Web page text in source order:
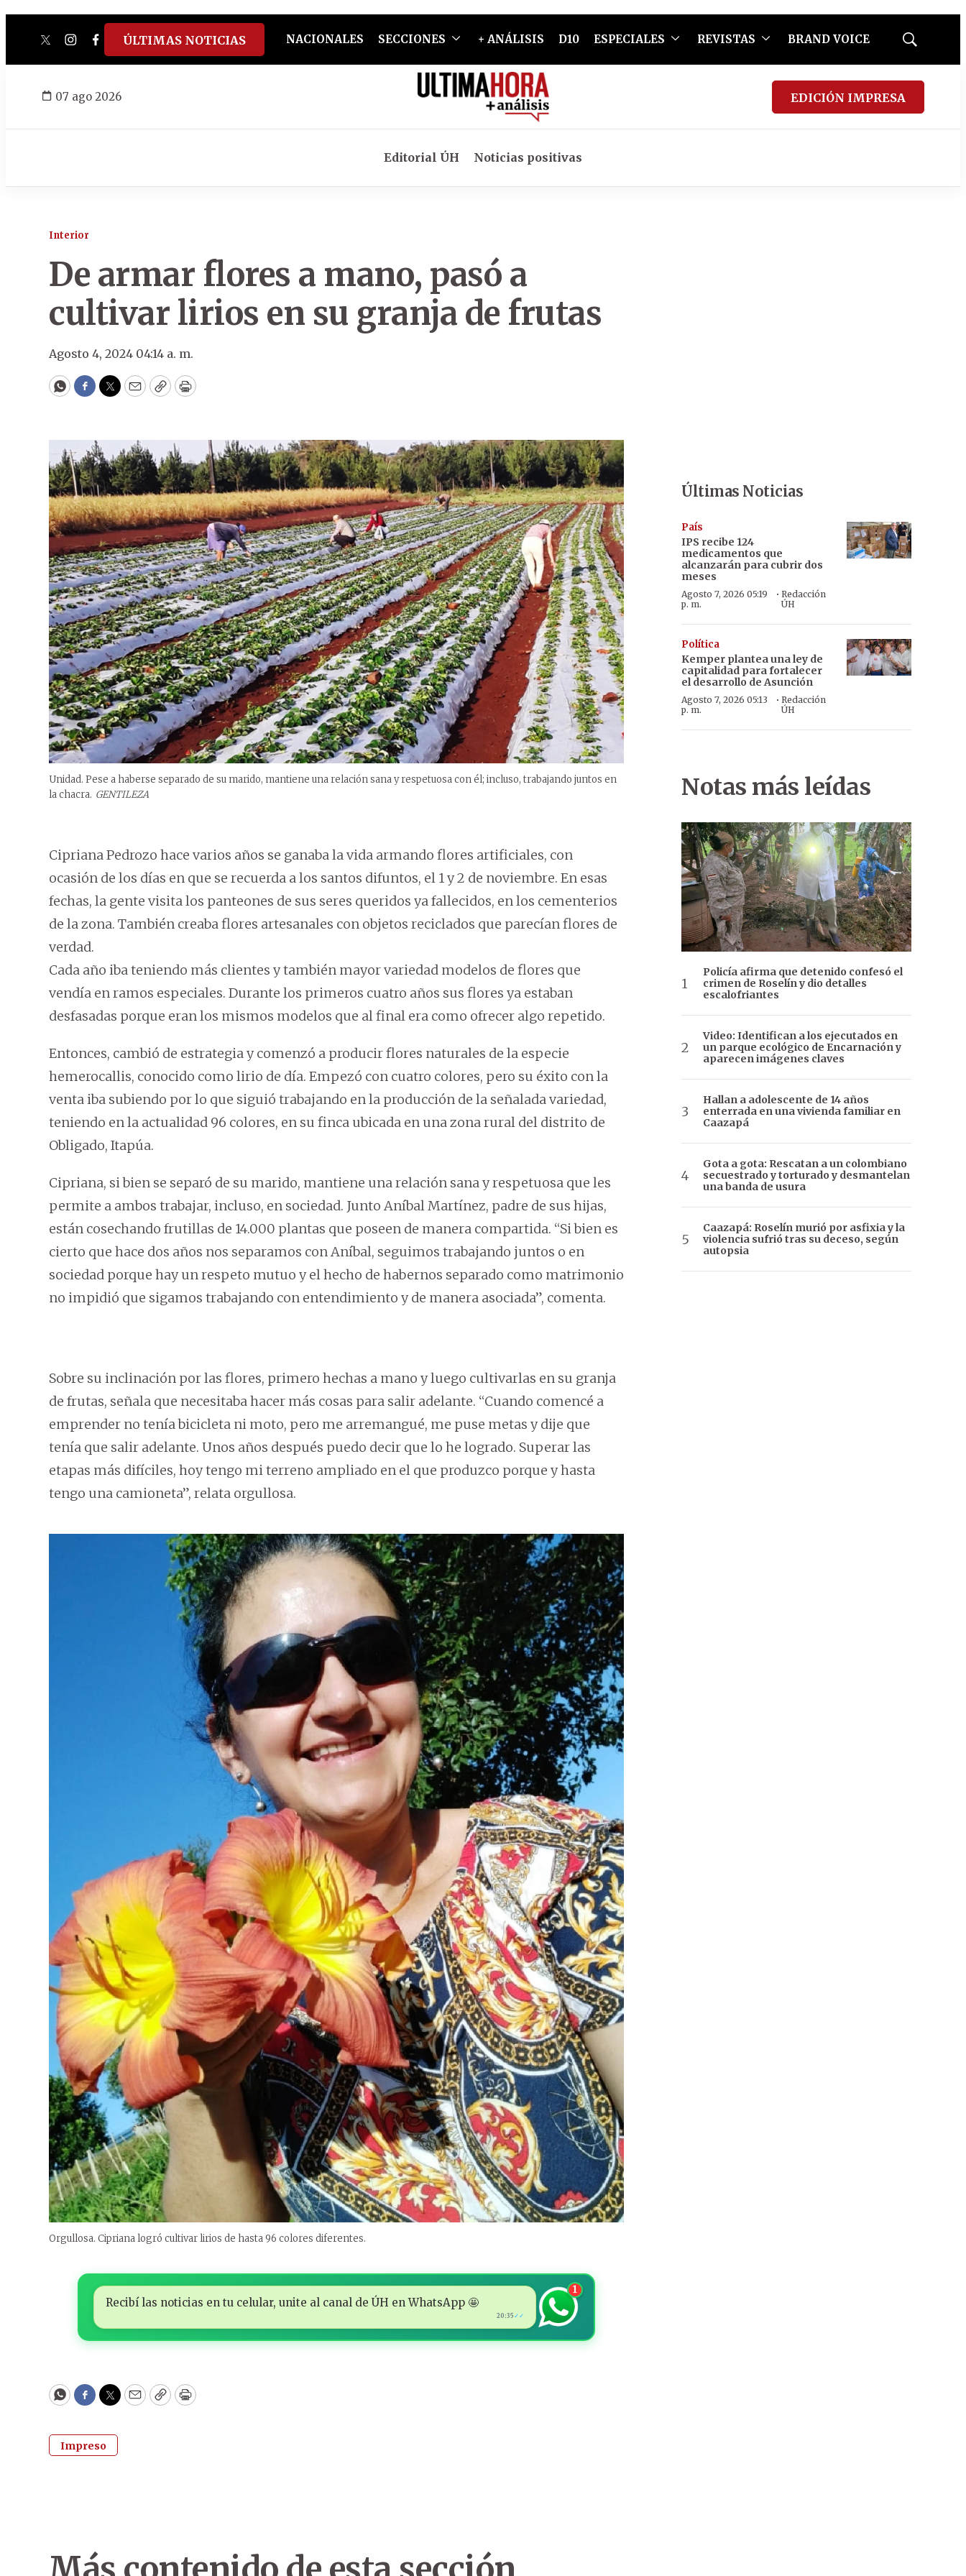
twitterinstagram
facebook
tiktokyoutube
spotify
ÚLTIMAS NOTICIAS NACIONALES SECCIONES + ANÁLISIS D10 ESPECIALES REVISTAS BRAND VOICE
Mostrar
07 ago 2026 EDICIÓN IMPRESA
Editorial ÚH Noticias positivas
Interior
De armar flores a mano, pasó a
cultivar lirios en su granja de frutas
Agosto 4, 2024 04:14 a. m.
WhatsApp
Facebook
Twitter
EmailCopyPrint
Unidad. Pese a haberse separado de su marido, mantiene una relación sana y respetuosa con él; incluso, trabajando juntos en
la chacra. GENTILEZA
Cipriana Pedrozo hace varios años se ganaba la vida armando flores artificiales, con
ocasión de los días en que se recuerda a los santos difuntos, el 1 y 2 de noviembre. En esas
fechas, la gente visita los panteones de sus seres queridos ya fallecidos, en los cementerios
de la zona. También creaba flores artesanales con objetos reciclados que parecían flores de
verdad.
Cada año iba teniendo más clientes y también mayor variedad modelos de flores que
vendía en ramos especiales. Durante los primeros cuatro años sus flores ya estaban
desfasadas porque eran los mismos modelos que al final era como ofrecer algo repetido.
Entonces, cambió de estrategia y comenzó a producir flores naturales de la especie
hemerocallis, conocido como lirio de día. Empezó con cuatro colores, pero su éxito con la
venta iba subiendo por lo que siguió trabajando en la producción de la señalada variedad,
teniendo en la actualidad 96 colores, en su finca ubicada en una zona rural del distrito de
Obligado, Itapúa.
Cipriana, si bien se separó de su marido, mantiene una relación sana y respetuosa que les
permite a ambos trabajar, incluso, en sociedad. Junto Aníbal Martínez, padre de sus hijas,
están cosechando frutillas de 14.000 plantas que poseen de manera compartida. “Si bien es
cierto que hace dos años nos separamos con Aníbal, seguimos trabajando juntos o en
sociedad porque hay un respeto mutuo y el hecho de habernos separado como matrimonio
no impidió que sigamos trabajando con entendimiento y de manera asociada”, comenta.
Sobre su inclinación por las flores, primero hechas a mano y luego cultivarlas en su granja
de frutas, señala que necesitaba hacer más cosas para salir adelante. “Cuando comencé a
emprender no tenía bicicleta ni moto, pero me arremangué, me puse metas y dije que
tenía que salir adelante. Unos años después puedo decir que lo he logrado. Superar las
etapas más difíciles, hoy tengo mi terreno ampliado en el que produzco porque y hasta
tengo una camioneta”, relata orgullosa.
Orgullosa. Cipriana logró cultivar lirios de hasta 96 colores diferentes.
Recibí las noticias en tu celular, unite al canal de ÚH en WhatsApp 🤩
20:35 ✓✓
1
WhatsApp
Facebook
Twitter
EmailCopyPrint
Impreso
Últimas Noticias
País
IPS recibe 124
medicamentos que
alcanzarán para cubrir dos
meses
Agosto 7, 2026 05:19
p. m.
· Redacción
ÚH
Política
Kemper plantea una ley de
capitalidad para fortalecer
el desarrollo de Asunción
Agosto 7, 2026 05:13
p. m.
· Redacción
ÚH
Notas más leídas
Policía afirma que detenido confesó el
crimen de Roselín y dio detalles
escalofriantes
Video: Identifican a los ejecutados en
un parque ecológico de Encarnación y
aparecen imágenes claves
Hallan a adolescente de 14 años
enterrada en una vivienda familiar en
Caazapá
Gota a gota: Rescatan a un colombiano
secuestrado y torturado y desmantelan
una banda de usura
Caazapá: Roselín murió por asfixia y la
violencia sufrió tras su deceso, según
autopsia